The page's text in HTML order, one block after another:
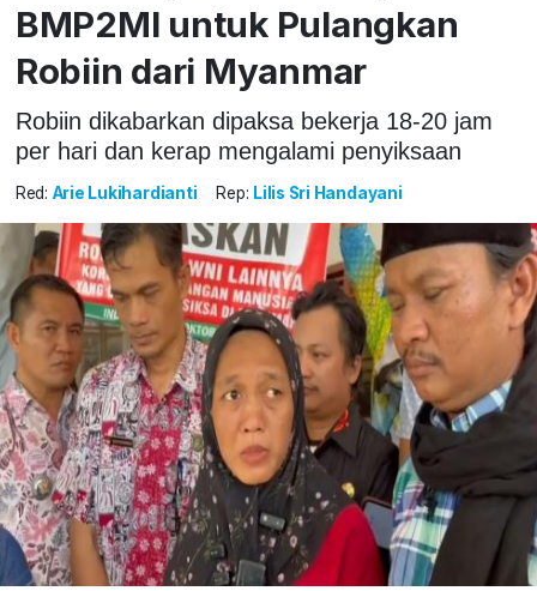
BMP2MI untuk Pulangkan
Robiin dari Myanmar
Robiin dikabarkan dipaksa bekerja 18-20 jam
per hari dan kerap mengalami penyiksaan
Red: Arie Lukihardianti Rep: Lilis Sri Handayani